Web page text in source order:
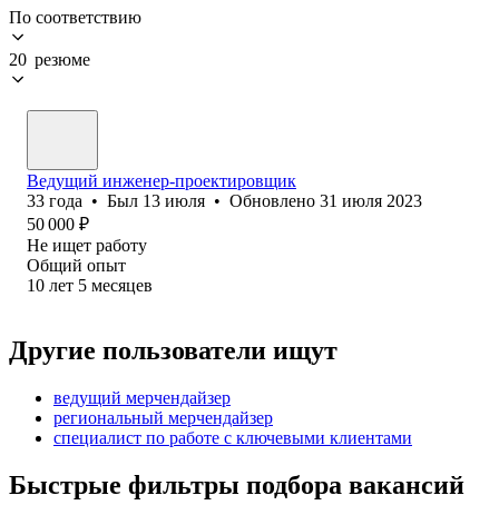
По соответствию
20 резюме
Ведущий инженер-проектировщик
33 года • Был 13 июля • Обновлено 31 июля 2023
50 000 ₽
Не ищет работу
Общий опыт
10 лет 5 месяцев
Другие пользователи ищут
ведущий мерчендайзер
региональный мерчендайзер
специалист по работе с ключевыми клиентами
Быстрые фильтры подбора вакансий